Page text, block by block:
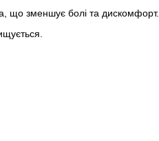
що зменшує болі та дискомфорт.